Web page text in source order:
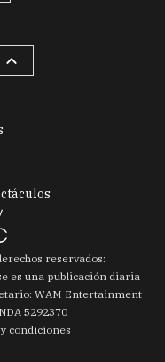
reservados:
es una publicación diaria
WAM Entertainment
5292370
condiciones